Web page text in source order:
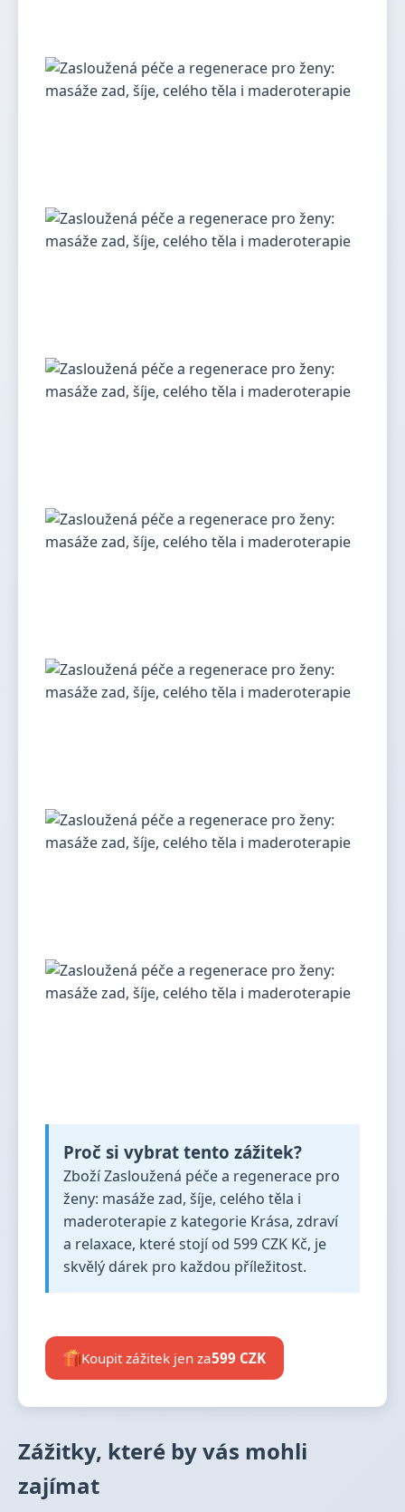
Proč si vybrat tento zážitek?
Zboží Zasloužená péče a regenerace pro
ženy: masáže zad, šíje, celého těla i
maderoterapie z kategorie Krása, zdraví
a relaxace, které stojí od 599 CZK Kč, je
skvělý dárek pro každou příležitost.
Koupit zážitek jen za599 CZK
Zážitky, které by vás mohli
zajímat